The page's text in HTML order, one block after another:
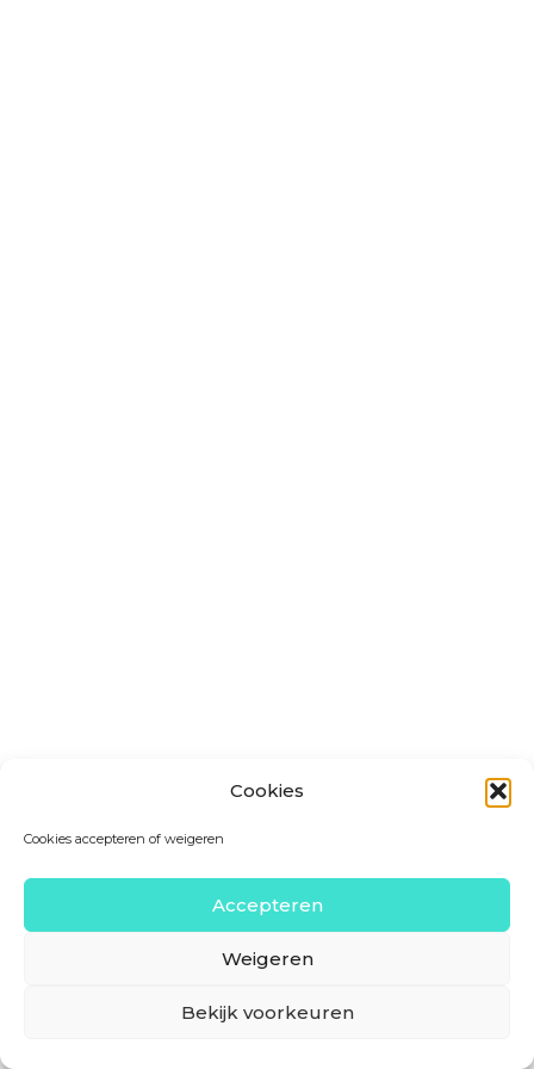
Cookies
Cookies accepteren of weigeren
Accepteren
Weigeren
Bekijk voorkeuren